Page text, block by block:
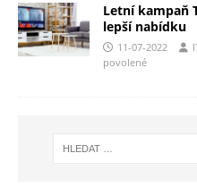
Letní kampaň
lepší nabídku
11-07-2022
povolené